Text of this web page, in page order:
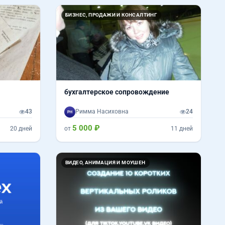
43
20 дней
БИЗНЕС, ПРОДАЖИ И КОНСАЛТИНГ
бухгалтерское сопровождение
Римма Hасиховна 24
от 5 000 ₽ 11 дней
ВИДЕО, АНИМАЦИЯ И МОУШЕН